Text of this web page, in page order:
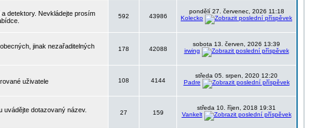
detektory. Nevkládejte prosím
592 43986
pondělí 27. červenec, 2026 11:18
Kolecko
jinak nezařaditelných
178 42088
sobota 13. červen, 2026 13:39
irwing
uživatele 108 4144
středa 05. srpen, 2020 12:20
Padre
dotazovaný název.
27 159
středa 10. říjen, 2018 19:31
Vankelt